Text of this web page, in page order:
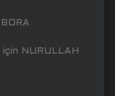
BORA
için NURULLAH